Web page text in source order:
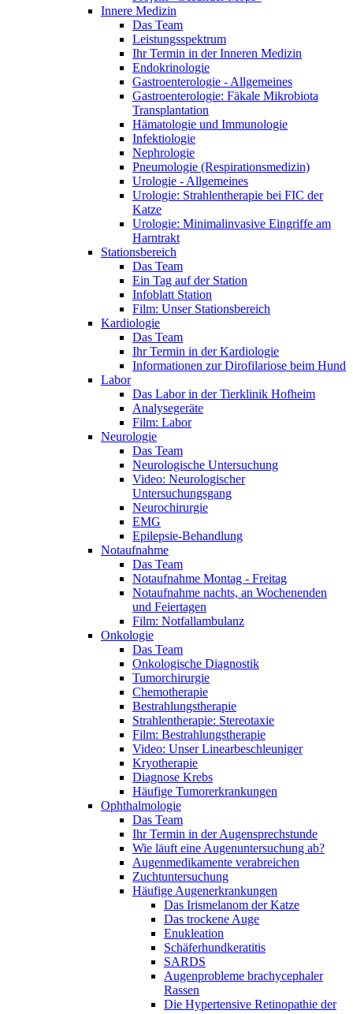
Innere Medizin
Das Team
Leistungsspektrum
Ihr Termin in der Inneren Medizin
Endokrinologie
Gastroenterologie - Allgemeines
Gastroenterologie: Fäkale Mikrobiota
Transplantation
Hämatologie und Immunologie
Infektiologie
Nephrologie
Pneumologie (Respirationsmedizin)
Urologie - Allgemeines
Urologie: Strahlentherapie bei FIC der
Katze
Urologie: Minimalinvasive Eingriffe am
Harntrakt
Stationsbereich
Das Team
Ein Tag auf der Station
Infoblatt Station
Film: Unser Stationsbereich
Kardiologie
Das Team
Ihr Termin in der Kardiologie
Informationen zur Dirofilariose beim Hund
Labor
Das Labor in der Tierklinik Hofheim
Analysegeräte
Film: Labor
Neurologie
Das Team
Neurologische Untersuchung
Video: Neurologischer
Untersuchungsgang
Neurochirurgie
EMG
Epilepsie-Behandlung
Notaufnahme
Das Team
Notaufnahme Montag - Freitag
Notaufnahme nachts, an Wochenenden
und Feiertagen
Film: Notfallambulanz
Onkologie
Das Team
Onkologische Diagnostik
Tumorchirurgie
Chemotherapie
Bestrahlungstherapie
Strahlentherapie: Stereotaxie
Film: Bestrahlungstherapie
Video: Unser Linearbeschleuniger
Kryotherapie
Diagnose Krebs
Häufige Tumorerkrankungen
Ophthalmologie
Das Team
Ihr Termin in der Augensprechstunde
Wie läuft eine Augenuntersuchung ab?
Augenmedikamente verabreichen
Zuchtuntersuchung
Häufige Augenerkrankungen
Das Irismelanom der Katze
Das trockene Auge
Enukleation
Schäferhundkeratitis
SARDS
Augenprobleme brachycephaler
Rassen
Die Hypertensive Retinopathie der